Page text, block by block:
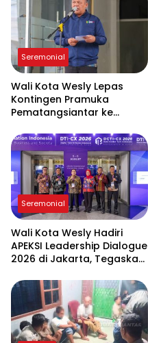
Seremonial
Wali Kota Wesly Lepas
Kontingen Pramuka
Pematangsiantar ke
di Cibubur
Seremonial
Wali Kota Wesly Hadiri
APEKSI Leadership Dialogue
2026 di Jakarta, Tegaskan
Pemko Pematangsiantar